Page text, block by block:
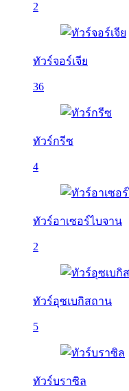
2
ทัวร์จอร์เจีย
36
ทัวร์กรีซ
4
ทัวร์อาเซอร์ไบจาน
2
ทัวร์อุซเบกิสถาน
5
ทัวร์บราซิล